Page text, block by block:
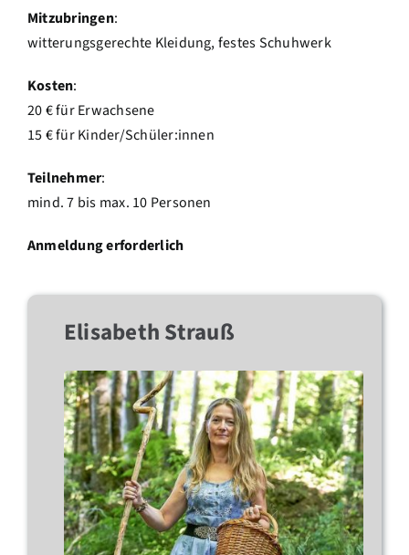
Mitzubringen:
witterungsgerechte Kleidung, festes Schuhwerk
Kosten:
20 € für Erwachsene
15 € für Kinder/Schüler:innen
Teilnehmer:
mind. 7 bis max. 10 Personen
Anmeldung erforderlich
Elisabeth Strauß